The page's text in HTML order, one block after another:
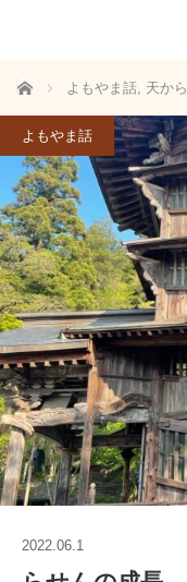
ホーム よもやま話, 天か
よもやま話
2022.06.1